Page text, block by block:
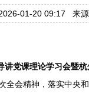
01-20 09:17 来
党课理论学习会暨杭
会精神，落实中央